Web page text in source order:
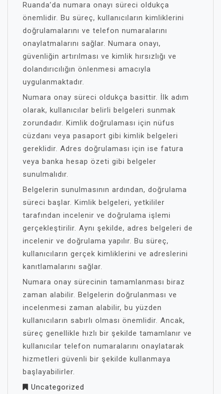
Ruanda’da numara onayı süreci oldukça
önemlidir. Bu süreç, kullanıcıların kimliklerini
doğrulamalarını ve telefon numaralarını
onaylatmalarını sağlar. Numara onayı,
güvenliğin artırılması ve kimlik hırsızlığı ve
dolandırıcılığın önlenmesi amacıyla
uygulanmaktadır.
Numara onay süreci oldukça basittir. İlk adım
olarak, kullanıcılar belirli belgeleri sunmak
zorundadır. Kimlik doğrulaması için nüfus
cüzdanı veya pasaport gibi kimlik belgeleri
gereklidir. Adres doğrulaması için ise fatura
veya banka hesap özeti gibi belgeler
sunulmalıdır.
Belgelerin sunulmasının ardından, doğrulama
süreci başlar. Kimlik belgeleri, yetkililer
tarafından incelenir ve doğrulama işlemi
gerçekleştirilir. Aynı şekilde, adres belgeleri de
incelenir ve doğrulama yapılır. Bu süreç,
kullanıcıların gerçek kimliklerini ve adreslerini
kanıtlamalarını sağlar.
Numara onay sürecinin tamamlanması biraz
zaman alabilir. Belgelerin doğrulanması ve
incelenmesi zaman alabilir, bu yüzden
kullanıcıların sabırlı olması önemlidir. Ancak,
süreç genellikle hızlı bir şekilde tamamlanır ve
kullanıcılar telefon numaralarını onaylatarak
hizmetleri güvenli bir şekilde kullanmaya
başlayabilirler.
Uncategorized